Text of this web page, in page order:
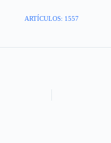
ARTÍCULOS: 1557